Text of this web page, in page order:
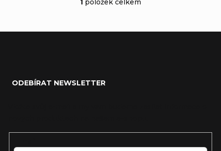
1 položek celkem
ODEBÍRAT NEWSLETTER